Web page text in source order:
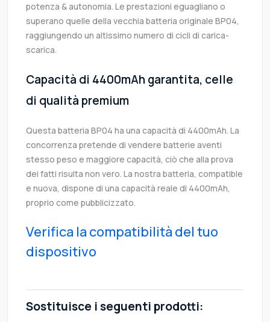
potenza & autonomia. Le prestazioni eguagliano o
superano quelle della vecchia batteria originale BP04,
raggiungendo un altissimo numero di cicli di carica-
scarica.
Capacità di 4400mAh garantita, celle
di qualità premium
Questa batteria BP04 ha una capacità di 4400mAh. La
concorrenza pretende di vendere batterie aventi
stesso peso e maggiore capacità, ciò che alla prova
dei fatti risulta non vero. La nostra batteria, compatible
e nuova, dispone di una capacità reale di 4400mAh,
proprio come pubblicizzato.
Verifica la compatibilità del tuo
dispositivo
Sostituisce i seguenti prodotti: